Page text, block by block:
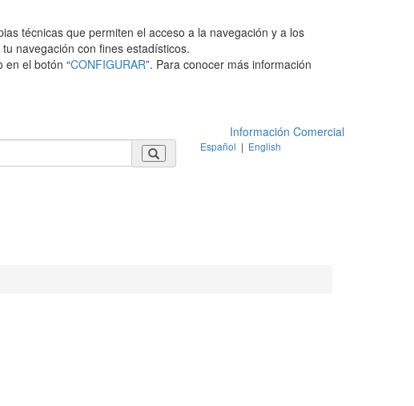
técnicas que permiten el acceso a la navegación y a los
navegación con fines estadísticos.
en el botón “CONFIGURAR”. Para conocer más información
Información Comercial
Español | English